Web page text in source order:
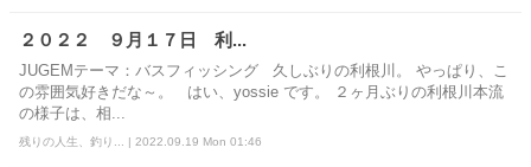
２０２２ ９月１７日 利...
JUGEMテーマ：バスフィッシング 久しぶりの利根川。 やっぱり、こ
の雰囲気好きだな～。 はい、yossie です。 ２ヶ月ぶりの利根川本流
の様子は、相...
残りの人生、釣り... | 2022.09.19 Mon 01:46